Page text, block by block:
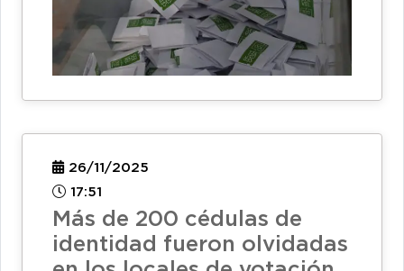
26/11/2025
17:51
Más de 200 cédulas de
identidad fueron olvidadas